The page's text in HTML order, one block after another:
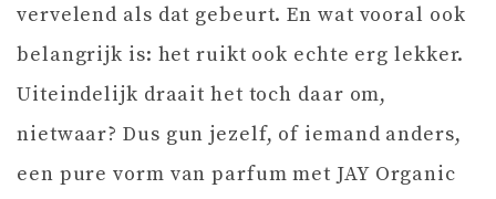
vervelend als dat gebeurt. En wat vooral ook
belangrijk is: het ruikt ook echte erg lekker.
Uiteindelijk draait het toch daar om,
nietwaar? Dus gun jezelf, of iemand anders,
een pure vorm van parfum met JAY Organic